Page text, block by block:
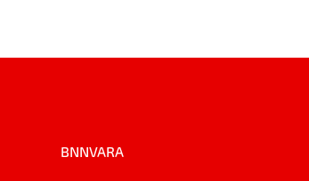
BNNVARA